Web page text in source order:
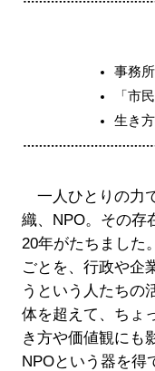
事務
「市
生き
一人ひとりの力
織、NPO。その存
20年がたちました
ごとを、行政や企
うという人たちの
体を超えて、ちょ
き方や価値観にも
NPOという器を得